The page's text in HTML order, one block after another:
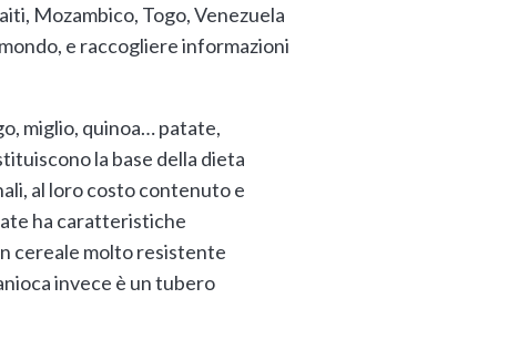
Mozambico, Togo, Venezuela
e raccogliere informazioni
miglio, quinoa… patate,
la base della dieta
al loro costo contenuto e
ha caratteristiche
cereale molto resistente
invece è un tubero